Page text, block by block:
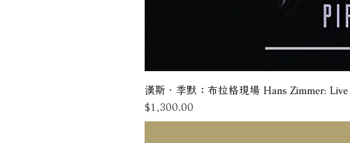
漢斯．季默：布拉格現場 Hans Zimmer: Live
價格
$1,300.00